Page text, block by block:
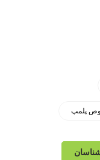
پلمپ